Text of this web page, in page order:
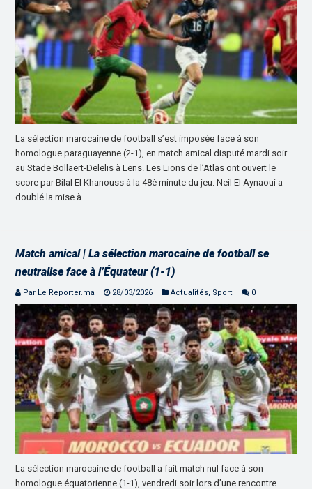
La sélection marocaine de football s’est imposée face à son
homologue paraguayenne (2-1), en match amical disputé mardi soir
au Stade Bollaert-Delelis à Lens. Les Lions de l’Atlas ont ouvert le
score par Bilal El Khanouss à la 48è minute du jeu. Neil El Aynaoui a
doublé la mise à …
Match amical | La sélection marocaine de football se
neutralise face à l’Équateur (1-1)
Par Le Reporter.ma 28/03/2026 Actualités, Sport 0
La sélection marocaine de football a fait match nul face à son
homologue équatorienne (1-1), vendredi soir lors d’une rencontre